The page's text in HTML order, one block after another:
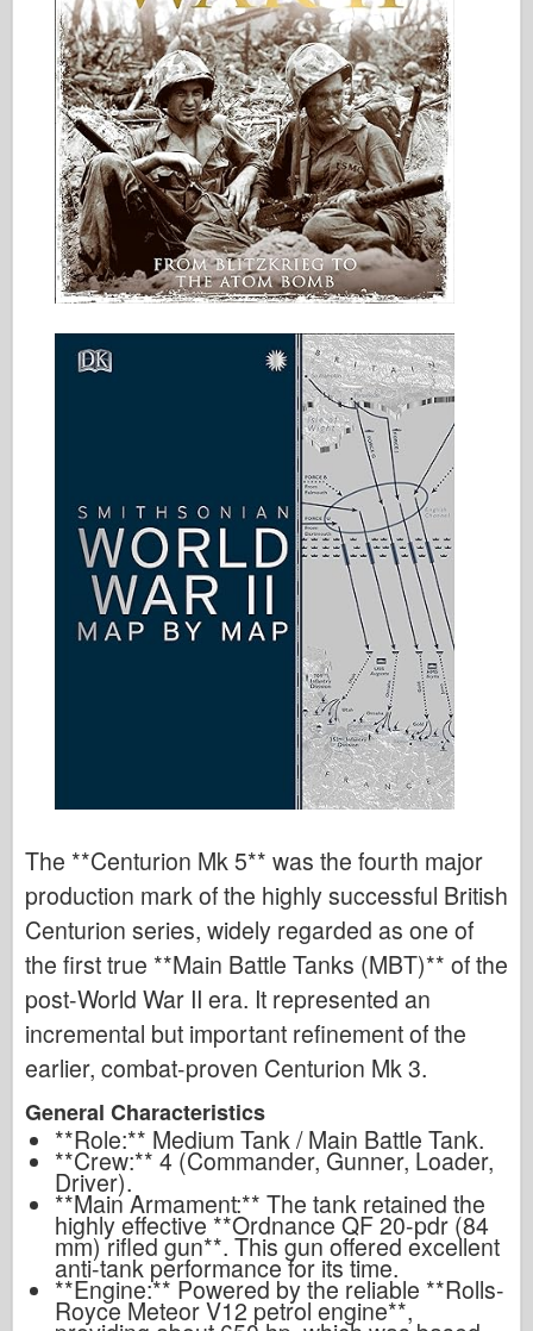
The **Centurion Mk 5** was the fourth major
production mark of the highly successful British
Centurion series, widely regarded as one of
the first true **Main Battle Tanks (MBT)** of the
post-World War II era. It represented an
incremental but important refinement of the
earlier, combat-proven Centurion Mk 3.
General Characteristics
**Role:** Medium Tank / Main Battle Tank.
**Crew:** 4 (Commander, Gunner, Loader,
Driver).
**Main Armament:** The tank retained the
highly effective **Ordnance QF 20-pdr (84
mm) rifled gun**. This gun offered excellent
anti-tank performance for its time.
**Engine:** Powered by the reliable **Rolls-
Royce Meteor V12 petrol engine**,